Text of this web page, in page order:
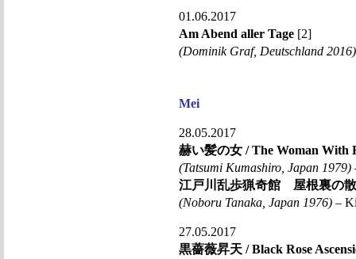
01.06.2017
Am Abend aller Tage [2]
(Dominik Graf, Deutschland 2016)
Mei
28.05.2017
赫い髪の女 / The Woman With
(Tatsumi Kumashiro, Japan 1979)
江戸川乱歩猟奇館 屋根裏の
(Noboru Tanaka, Japan 1976) –
27.05.2017
黒薔薇昇天 / Black Rose